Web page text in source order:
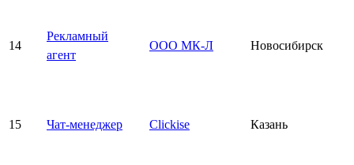
14
Рекламный
агент
ООО МК-Л Новосибирск
15 Чат-менеджер Clickise Казань